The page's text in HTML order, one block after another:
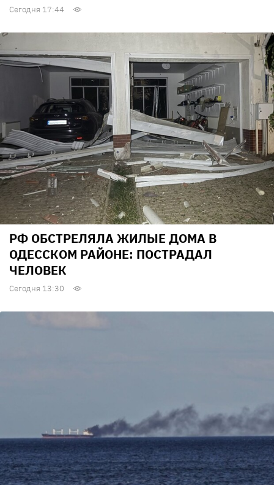
Сегодня 17:44
РФ ОБСТРЕЛЯЛА ЖИЛЫЕ ДОМА В
ОДЕССКОМ РАЙОНЕ: ПОСТРАДАЛ
ЧЕЛОВЕК
Сегодня 13:30